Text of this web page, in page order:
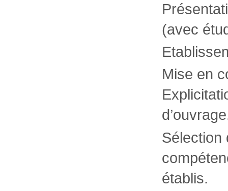
(avec
Mise en
Sélection
établis.